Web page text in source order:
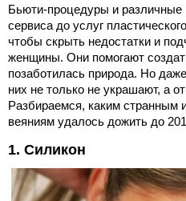
Бьюти-процедуры и различные
сервиса до услуг
чтобы скрыть недостатки и
женщины. Они помогают
позаботилась природа. Но
них не только не украшают, а
Разбираемся, каким
веяниям удалось дожить до
1. Силикон